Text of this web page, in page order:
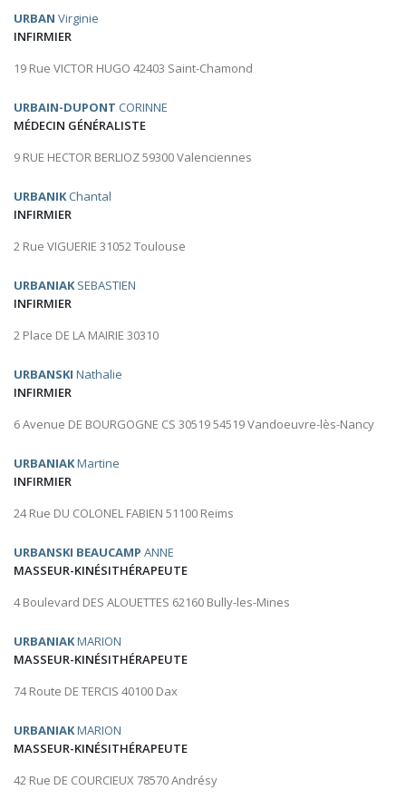
URBAN Virginie
INFIRMIER
19 Rue VICTOR HUGO 42403 Saint-Chamond
URBAIN-DUPONT CORINNE
MÉDECIN GÉNÉRALISTE
9 RUE HECTOR BERLIOZ 59300 Valenciennes
URBANIKChantal
INFIRMIER
2 Rue VIGUERIE 31052 Toulouse
URBANIAKSEBASTIEN
INFIRMIER
2 Place DE LA MAIRIE 30310
URBANSKI Nathalie
INFIRMIER
6 Avenue DE BOURGOGNE CS 30519 54519 Vandoeuvre-lès-Nancy
URBANIAKMartine
INFIRMIER
24 Rue DU COLONEL FABIEN 51100 Reims
URBANSKI BEAUCAMP ANNE
MASSEUR-KINÉSITHÉRAPEUTE
4 Boulevard DES ALOUETTES 62160 Bully-les-Mines
URBANIAKMARION
MASSEUR-KINÉSITHÉRAPEUTE
74 Route DE TERCIS 40100 Dax
URBANIAKMARION
MASSEUR-KINÉSITHÉRAPEUTE
42 Rue DE COURCIEUX 78570 Andrésy